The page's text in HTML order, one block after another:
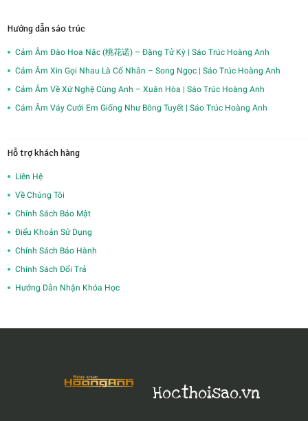
Hướng dẫn sáo trúc
Cảm Âm Đào Hoa Nặc (桃花诺) – Đặng Tử Kỳ | Sáo Trúc Hoàng Anh
Cảm Âm Xin Gọi Nhau Là Cố Nhân – Song Ngọc | Sáo Trúc Hoàng Anh
Cảm Âm Về Xứ Nghệ Cùng Anh – Xuân Hòa | Sáo Trúc Hoàng Anh
Cảm Âm Váy Cưới Em Giống Như Bông Tuyết | Sáo Trúc Hoàng Anh
Hỗ trợ khách hàng
Liên Hệ
Về Chúng Tôi
Chính Sách Bảo Mật
Điểu Khoản Sử Dụng
Chính Sách Bảo Hành
Chính Sách Đổi Trả
Hướng Dẫn Nhận Khóa Học
Hocthoisao.vn